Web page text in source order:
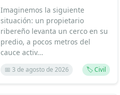
Imaginemos la siguiente
situación: un propietario
ribereño levanta un cerco en su
predio, a pocos metros del
cauce activ...
📅 3 de agosto de 2026 🏷️ Civil